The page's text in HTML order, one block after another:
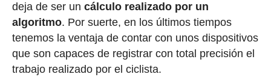
deja de ser un cálculo realizado por un
algoritmo. Por suerte, en los últimos tiempos
tenemos la ventaja de contar con unos dispositivos
que son capaces de registrar con total precisión el
trabajo realizado por el ciclista.